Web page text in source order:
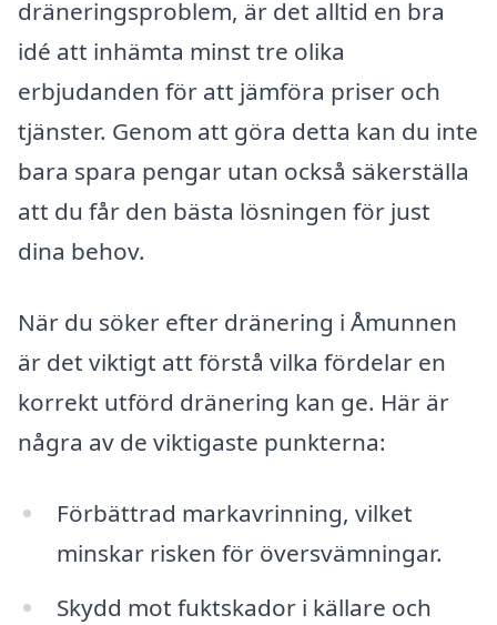
dräneringsproblem, är det alltid en bra
idé att inhämta minst tre olika
erbjudanden för att jämföra priser och
tjänster. Genom att göra detta kan du inte
bara spara pengar utan också säkerställa
att du får den bästa lösningen för just
dina behov.
När du söker efter dränering i Åmunnen
är det viktigt att förstå vilka fördelar en
korrekt utförd dränering kan ge. Här är
några av de viktigaste punkterna:
Förbättrad markavrinning, vilket
minskar risken för översvämningar.
Skydd mot fuktskador i källare och